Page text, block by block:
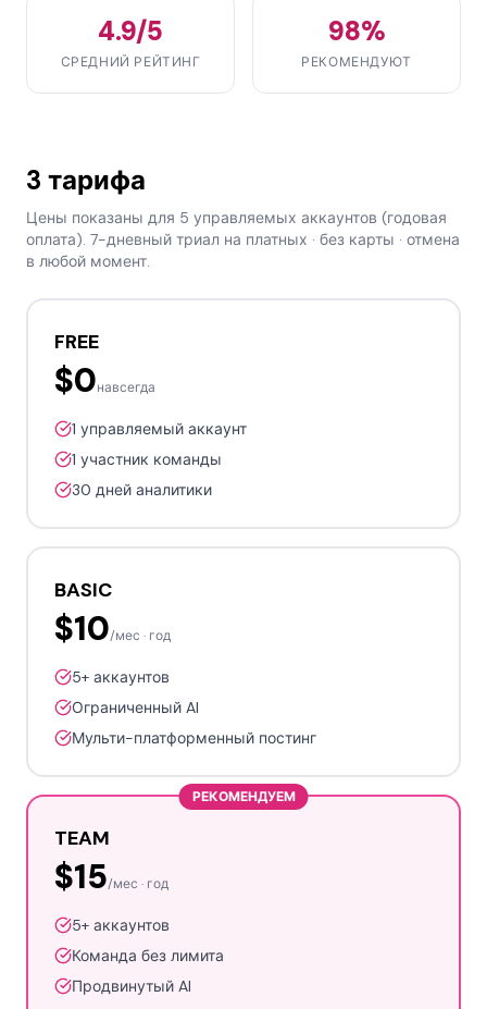
4.9/5
СРЕДНИЙ РЕЙТИНГ
98%
РЕКОМЕНДУЮТ
3 тарифа
Цены показаны для 5 управляемых аккаунтов (годовая
оплата). 7-дневный триал на платных · без карты · отмена
в любой момент.
FREE
$0навсегда
1 управляемый аккаунт
1 участник команды
30 дней аналитики
BASIC
$10/мес · год
5+ аккаунтов
Ограниченный AI
Мульти-платформенный постинг
РЕКОМЕНДУЕМ
TEAM
$15/мес · год
5+ аккаунтов
Команда без лимита
Продвинутый AI